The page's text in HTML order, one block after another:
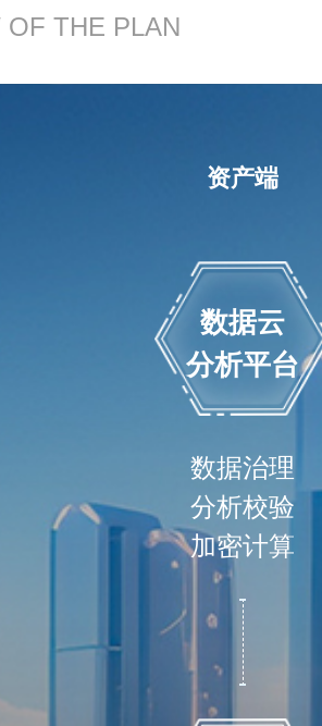
OF THE PLAN
资产端
数据云
分析平台
数据治理
分析校验
加密计算